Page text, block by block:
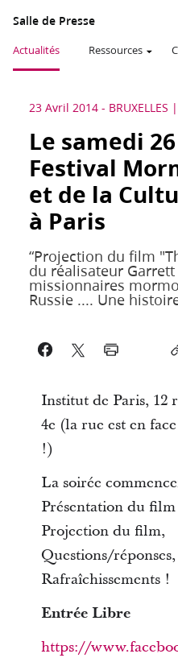
Salle de Presse
Actualités Ressources
23 Avril 2014 - BRUXELLES
Le samedi
Festival
et de la
à Paris
“Projection du film
du réalisateur
missionnaires
Russie .... Une
Institut de Paris, 12
4e (la rue est en
!)
La soirée
Présentation du
Projection du film,
Questions/réponses,
Rafraîchissements !
Entrée Libre
https://